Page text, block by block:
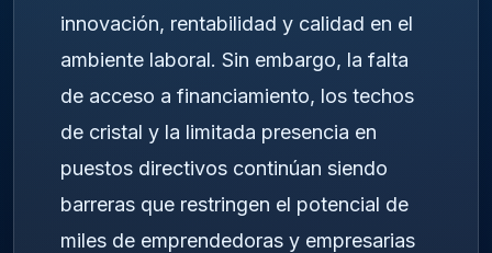
innovación, rentabilidad y calidad en el
ambiente laboral. Sin embargo, la falta
de acceso a financiamiento, los techos
de cristal y la limitada presencia en
puestos directivos continúan siendo
barreras que restringen el potencial de
miles de emprendedoras y empresarias